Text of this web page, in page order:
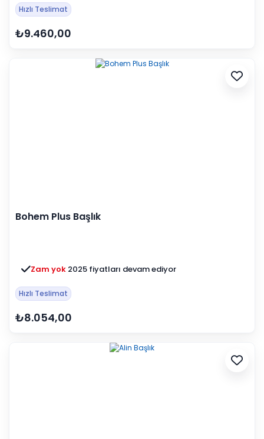
Hızlı Teslimat
₺9.460,00
Bohem Plus Başlık
Zam yok 2025 fiyatları devam ediyor
Hızlı Teslimat
₺8.054,00